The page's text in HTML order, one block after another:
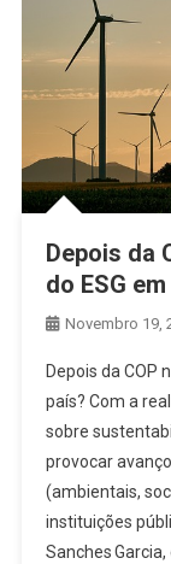
Depois da
do ESG
Novembro 19,
Depois da COP
país? Com a
sobre
provocar
(ambientais,
instituições
Sanches